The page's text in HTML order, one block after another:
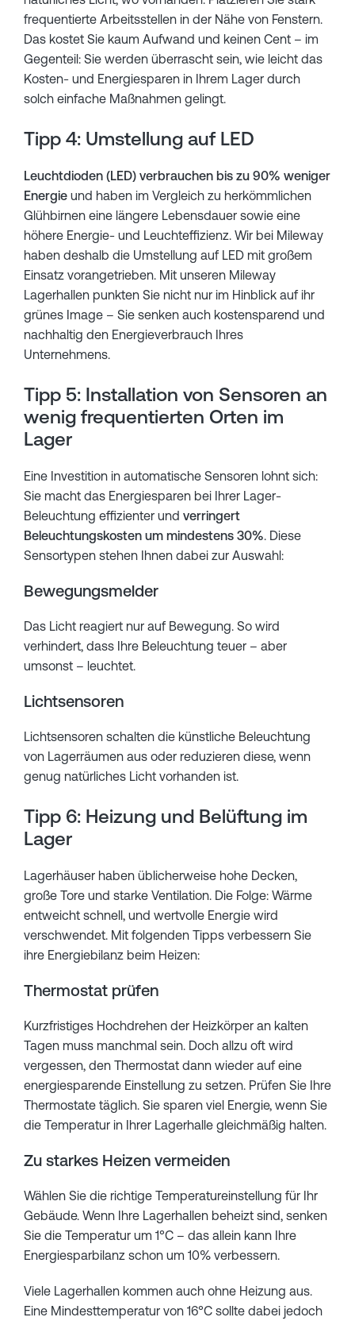
frequentierte Arbeitsstellen in der Nähe von Fenstern.
Das kostet Sie kaum Aufwand und keinen Cent – im
Gegenteil: Sie werden überrascht sein, wie leicht das
Kosten- und Energiesparen in Ihrem Lager durch
solch einfache Maßnahmen gelingt.
Tipp 4: Umstellung auf LED
Leuchtdioden (LED) verbrauchen bis zu 90% weniger
Energie und haben im Vergleich zu herkömmlichen
Glühbirnen eine längere Lebensdauer sowie eine
höhere Energie- und Leuchteffizienz. Wir bei Mileway
haben deshalb die Umstellung auf LED mit großem
Einsatz vorangetrieben. Mit unseren Mileway
Lagerhallen punkten Sie nicht nur im Hinblick auf ihr
grünes Image – Sie senken auch kostensparend und
nachhaltig den Energieverbrauch Ihres
Unternehmens.
Tipp 5: Installation von Sensoren an
wenig frequentierten Orten im
Lager
Eine Investition in automatische Sensoren lohnt sich:
Sie macht das Energiesparen bei Ihrer Lager-
Beleuchtung effizienter und verringert
Beleuchtungskosten um mindestens 30%. Diese
Sensortypen stehen Ihnen dabei zur Auswahl:
Bewegungsmelder
Das Licht reagiert nur auf Bewegung. So wird
verhindert, dass Ihre Beleuchtung teuer – aber
umsonst – leuchtet.
Lichtsensoren
Lichtsensoren schalten die künstliche Beleuchtung
von Lagerräumen aus oder reduzieren diese, wenn
genug natürliches Licht vorhanden ist.
Tipp 6: Heizung und Belüftung im
Lager
Lagerhäuser haben üblicherweise hohe Decken,
große Tore und starke Ventilation. Die Folge: Wärme
entweicht schnell, und wertvolle Energie wird
verschwendet. Mit folgenden Tipps verbessern Sie
ihre Energiebilanz beim Heizen:
Thermostat prüfen
Kurzfristiges Hochdrehen der Heizkörper an kalten
Tagen muss manchmal sein. Doch allzu oft wird
vergessen, den Thermostat dann wieder auf eine
energiesparende Einstellung zu setzen. Prüfen Sie Ihre
Thermostate täglich. Sie sparen viel Energie, wenn Sie
die Temperatur in Ihrer Lagerhalle gleichmäßig halten.
Zu starkes Heizen vermeiden
Wählen Sie die richtige Temperatureinstellung für Ihr
Gebäude. Wenn Ihre Lagerhallen beheizt sind, senken
Sie die Temperatur um 1°C – das allein kann Ihre
Energiesparbilanz schon um 10% verbessern.
Viele Lagerhallen kommen auch ohne Heizung aus.
Eine Mindesttemperatur von 16°C sollte dabei jedoch